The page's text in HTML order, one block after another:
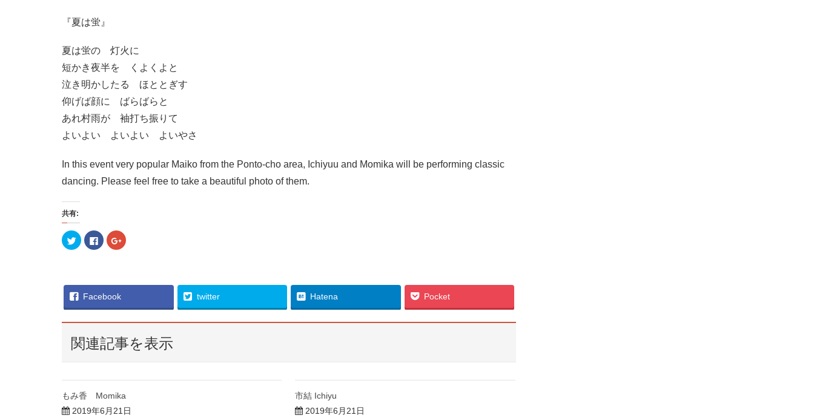
『夏は蛍』
夏は蛍の 灯火に
短かき夜半を くよくよと
泣き明かしたる ほととぎす
仰げば顔に ばらばらと
あれ村雨が 袖打ち振りて
よいよい よいよい よいやさ
In this event very popular Maiko from the Ponto-cho area, Ichiyuu and Momika will be performing classic
dancing. Please feel free to take a beautiful photo of them.
共有:
ク
リ
i
t
t
r
共
有
ウ
ィ
ン
ウ
F
a
で
有
る
は
ク
リ
て
く
だ
い
ク
リ
l
+
共
有
ウ
ン
ド
ウ
Facebook twitter Hatena Pocket
関連記事を表示
もみ香 Momika
2019年6月21日
市結 Ichiyu
2019年6月21日